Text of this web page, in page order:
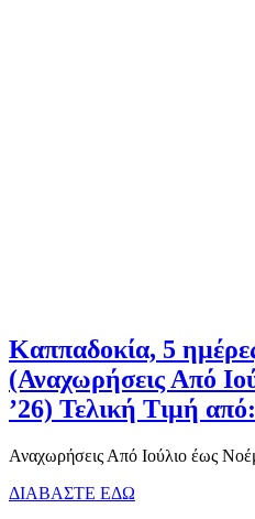
Καππαδοκία, 5
(Αναχωρήσεις Από
’26) Τελική Τιμή
Αναχωρήσεις Από Ιούλιο έως
ΔΙΑΒΑΣΤΕ ΕΔΩ